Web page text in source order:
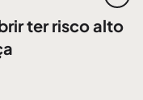
ter risco alto